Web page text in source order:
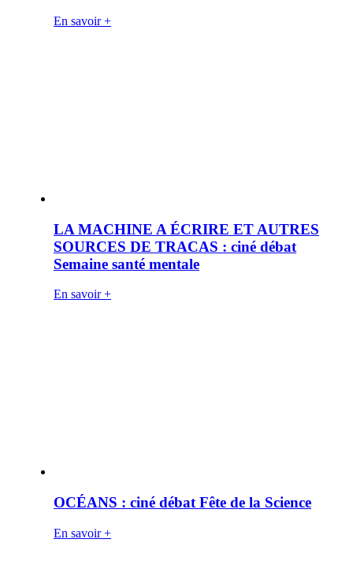
En savoir +
LA MACHINE A ÉCRIRE ET AUTRES
SOURCES DE TRACAS : ciné débat
Semaine santé mentale
En savoir +
OCÉANS : ciné débat Fête de la Science
En savoir +